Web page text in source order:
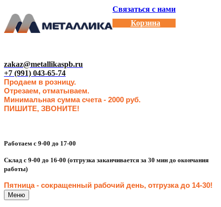
Связаться с нами
Корзина
zakaz@metallikaspb.ru
+7 (991) 043-65-74
Продаем в розницу.
Отрезаем, отматываем.
Минимальная сумма счета - 2000 руб.
ПИШИТЕ, ЗВОНИТЕ!
Работаем с 9-00 до 17-00
Склад с 9-00 до 16-00 (отгрузка заканчивается за 30 мин до окончания
работы)
Пятница - сокращенный рабочий день, отгрузка до 14-30!
Меню